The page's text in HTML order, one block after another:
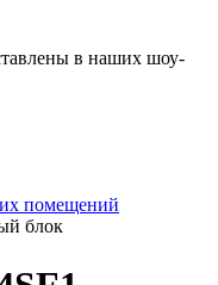
в наших шоу-
помещений
блок